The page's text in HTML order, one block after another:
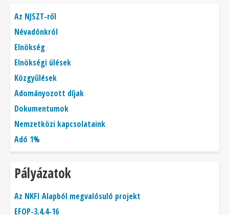
Főmenü
Az NJSZT-ről
Névadónkról
Elnökség
Elnökségi ülések
Közgyűlések
Adományozott díjak
Dokumentumok
Nemzetközi kapcsolataink
Adó 1%
Pályázatok
Az NKFI Alapból megvalósuló projekt
EFOP-3.4.4-16